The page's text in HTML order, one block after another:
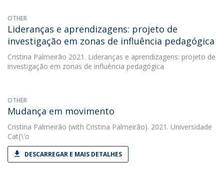
OTHER
Lideranças e aprendizagens: projeto de
investigação em zonas de influência pedagógica
Cristina Palmeirão 2021. Lideranças e aprendizagens: projeto de
investigação em zonas de influência pedagógica
OTHER
Mudança em movimento
Cristina Palmeirão (with Cristina Palmeirão). 2021. Universidade
Cat{\'o
DESCARREGAR E MAIS DETALHES